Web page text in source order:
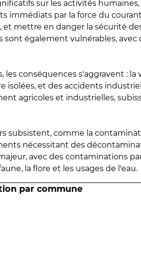
sur les activités
immédiats par la force du
mettre en danger la sécurité
également vulnérables, avec
les conséquences s'aggravent :
isolées, et des accidents
agricoles et industrielles,
subsistent, comme la
nécessitant des
avec des contaminations
la flore et les usages de l'eau.
par commune